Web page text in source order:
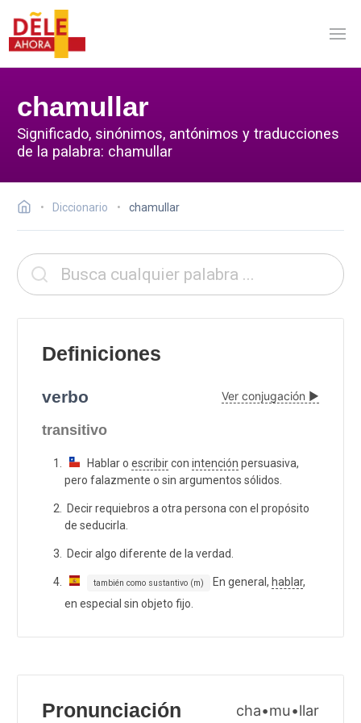
chamullar
Significado, sinónimos, antónimos y traducciones
de la palabra: chamullar
Diccionario chamullar
Definiciones
verbo Ver conjugación ▶
transitivo
Hablar o escribircon intención persuasiva,
pero falazmente o sin argumentos sólidos.
Decir requiebros a otra persona con el propósito
de seducirla.
Decir algo diferente de la verdad.
también como sustantivo (m) En general, hablar,
en especial sin objeto fijo.
Pronunciación cha•mu•llar